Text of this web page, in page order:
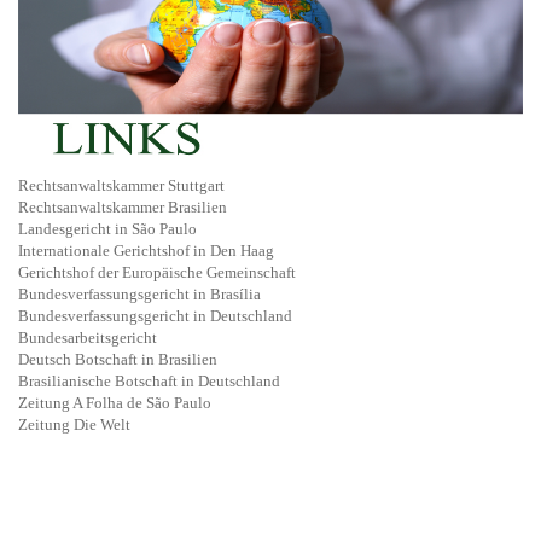
Rechtsanwaltskammer Stuttgart
Rechtsanwaltskammer Brasilien
Landesgericht in São Paulo
Internationale Gerichtshof in Den Haag
Gerichtshof der Europäische Gemeinschaft
Bundesverfassungsgericht in Brasília
Bundesverfassungsgericht in Deutschland
Bundesarbeitsgericht
Deutsch Botschaft in Brasilien
Brasilianische Botschaft in Deutschland
Zeitung A Folha de São Paulo
Zeitung Die Welt